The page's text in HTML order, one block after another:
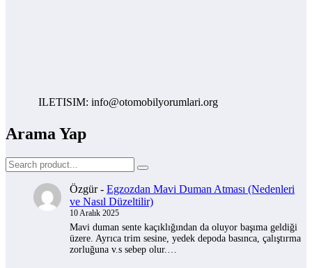
ILETISIM: info@otomobilyorumlari.org
Arama Yap
Özgür- Egzozdan Mavi Duman Atması (Nedenleri
ve Nasıl Düzeltilir)
10 Aralık 2025
Mavi duman sente kaçıklığından da oluyor başıma geldiği
üzere. Ayrıca trim sesine, yedek depoda basınca, çalıştırma
zorluğuna v.s sebep olur.…